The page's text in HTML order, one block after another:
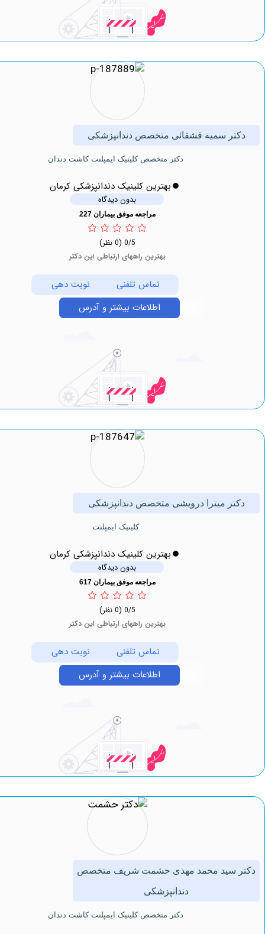
سمیه قشقائی متخصص دندانپزشکی
دكتر متخصص کلینیک ايمپلنت كاشت دندان
بهترین کلینیک دندانپزشکی کرمان
بدون دیدگاه
مراجعه موفق بیماران 227
بهترین راههای ارتباطی این دکتر
تماس تلفنی
نوبت دهی
اطلاعات بیشتر و آدرس
میترا درویشی متخصص دندانپزشکی
کلینیک ایمپلنت
بهترین کلینیک دندانپزشکی کرمان
بدون دیدگاه
مراجعه موفق بیماران 617
بهترین راههای ارتباطی این دکتر
تماس تلفنی
نوبت دهی
اطلاعات بیشتر و آدرس
سید محمد مهدی حشمت شریف متخصص
دندانپزشکی
دكتر متخصص کلینیک ايمپلنت كاشت دندان